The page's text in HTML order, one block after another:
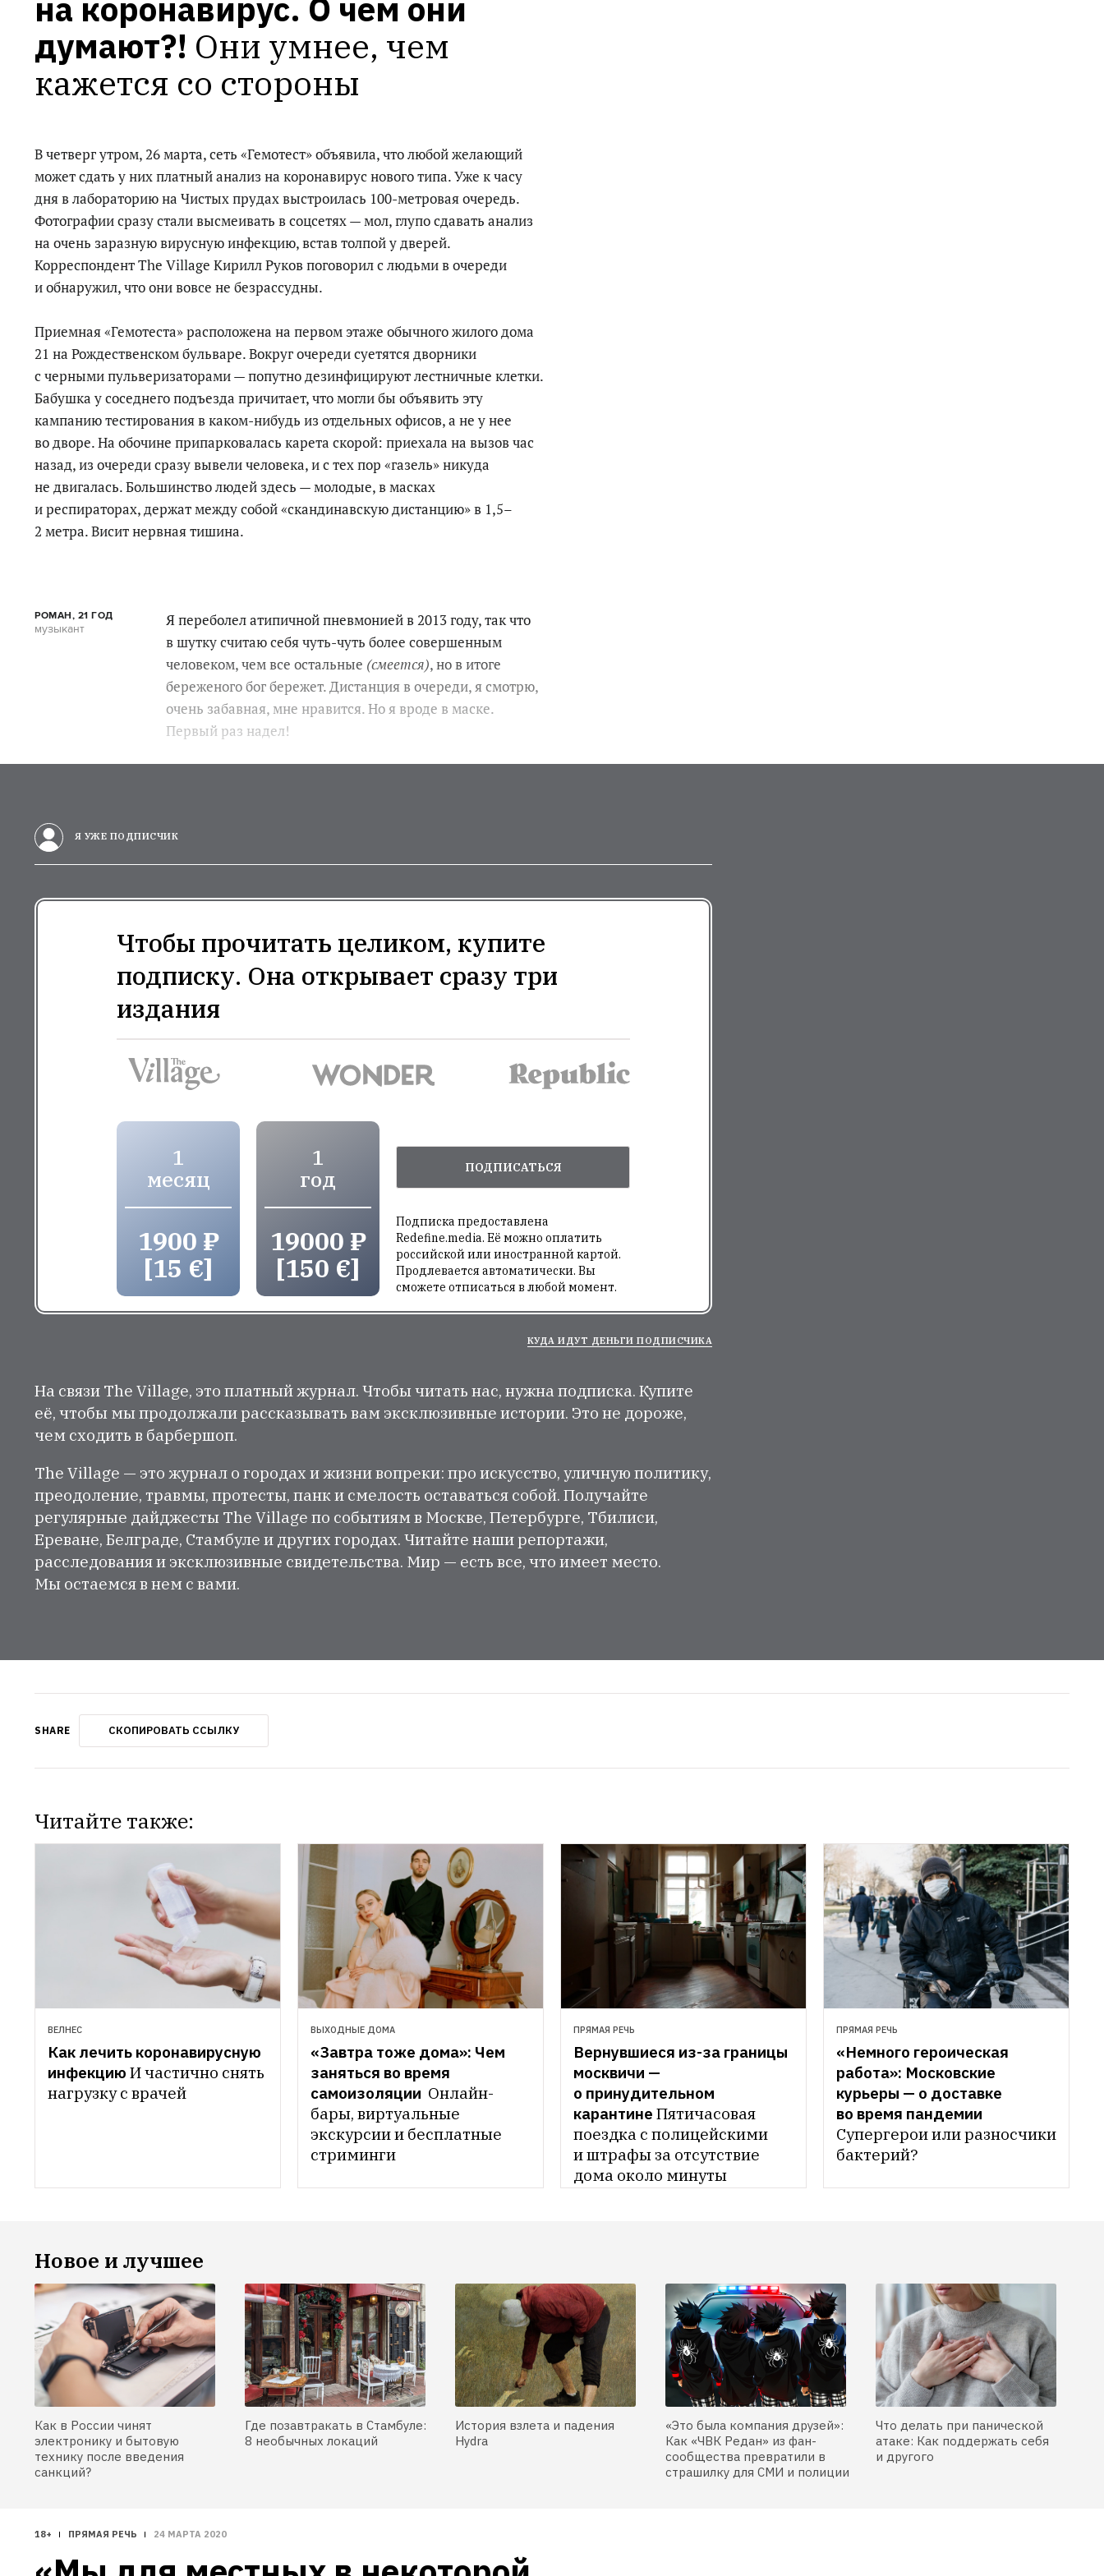
на коронавирус. О чем они
думают?! Они умнее, чем
кажется со стороны
В четверг утром, 26 марта, сеть «Гемотест» объявила, что любой желающий
может сдать у них платный анализ на коронавирус нового типа. Уже к часу
дня в лабораторию на Чистых прудах выстроилась 100-метровая очередь.
Фотографии сразу стали высмеивать в соцсетях — мол, глупо сдавать анализ
на очень заразную вирусную инфекцию, встав толпой у дверей.
Корреспондент The Village Кирилл Руков поговорил с людьми в очереди
и обнаружил, что они вовсе не безрассудны.
Приемная «Гемотеста» расположена на первом этаже обычного жилого дома
21 на Рождественском бульваре. Вокруг очереди суетятся дворники
с черными пульверизаторами — попутно дезинфицируют лестничные клетки.
Бабушка у соседнего подъезда причитает, что могли бы объявить эту
кампанию тестирования в каком-нибудь из отдельных офисов, а не у нее
во дворе. На обочине припарковалась карета скорой: приехала на вызов час
назад, из очереди сразу вывели человека, и с тех пор «газель» никуда
не двигалась. Большинство людей здесь — молодые, в масках
и респираторах, держат между собой «скандинавскую дистанцию» в 1,5–
2 метра. Висит нервная тишина.
РОМАН, 21 ГОД
музыкант
Я переболел атипичной пневмонией в 2013 году, так что
в шутку считаю себя чуть-чуть более совершенным
человеком, чем все остальные (смеется), но в итоге
береженого бог бережет. Дистанция в очереди, я смотрю,
очень забавная, мне нравится. Но я вроде в маске.
Первый раз надел!
Я УЖЕ ПОДПИСЧИК
Чтобы прочитать целиком, купите
подписку. Она открывает сразу три
издания
1
месяц
1900 ₽
[15 €]
1
год
19000 ₽
[150 €]
ПОДПИСАТЬСЯ
Подписка предоставлена
Redefine.media. Её можно оплатить
российской или иностранной картой.
Продлевается автоматически. Вы
сможете отписаться в любой момент.
КУДА ИДУТ ДЕНЬГИ ПОДПИСЧИКА
На связи The Village, это платный журнал. Чтобы читать нас, нужна подписка. Купите
её, чтобы мы продолжали рассказывать вам эксклюзивные истории. Это не дороже,
чем сходить в барбершоп.
The Village — это журнал о городах и жизни вопреки: про искусство, уличную политику,
преодоление, травмы, протесты, панк и смелость оставаться собой. Получайте
регулярные дайджесты The Village по событиям в Москве, Петербурге, Тбилиси,
Ереване, Белграде, Стамбуле и других городах. Читайте наши репортажи,
расследования и эксклюзивные свидетельства. Мир — есть все, что имеет место.
Мы остаемся в нем с вами.
SHARE СКОПИРОВАТЬ ССЫЛКУ
Читайте также:
ВЕЛНЕС
Как лечить коронавирусную
инфекцию И частично снять
нагрузку с врачей
ВЫХОДНЫЕ ДОМА
«Завтра тоже дома»: Чем
заняться во время
самоизоляции Онлайн-
бары, виртуальные
экскурсии и бесплатные
стриминги
ПРЯМАЯ РЕЧЬ
Вернувшиеся из-за границы
москвичи —
о принудительном
карантине Пятичасовая
поездка с полицейскими
и штрафы за отсутствие
дома около минуты
ПРЯМАЯ РЕЧЬ
«Немного героическая
работа»: Московские
курьеры — о доставке
во время пандемии
Супергерои или разносчики
бактерий?
Новое и лучшее
Как в России чинят
электронику и бытовую
технику после введения
санкций?
Где позавтракать в Стамбуле:
8 необычных локаций
История взлета и падения
Hydra
«Это была компания друзей»:
Как «ЧВК Редан» из фан-
сообщества превратили в
страшилку для СМИ и полиции
Что делать при панической
атаке: Как поддержать себя
и другого
18+ ПРЯМАЯ РЕЧЬ 24 МАРТА 2020